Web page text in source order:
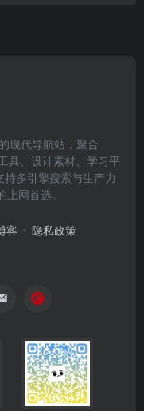
现代导航站，聚合
具、设计素材、学习平
多引擎搜索与生产力
网首选。
客 隐私政策